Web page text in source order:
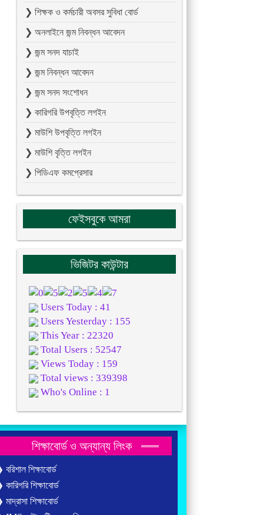
❯ শিক্ষক ও কর্মচারী অবসর সুবিধা বোর্ড
❯ অনলাইনে জন্ম নিবন্ধন আবেদন
❯ জন্ম সনদ যাচাই
❯ জন্ম নিবন্ধন আবেদন
❯ জন্ম সনদ সংশোধন
❯ কারিগরি উপবৃত্তি লগইন
❯ মাউশি উপবৃত্তি লগইন
❯ মাউশি বৃত্তি লগইন
❯ পিডিএফ কমপ্রেসার
ফেইসবুকে আমরা
ভিজিটর কাউন্টার
Users Today : 41
Users Yesterday : 155
This Year : 22320
Total Users : 52547
Views Today : 159
Total views : 339398
Who's Online : 1
শিক্ষাবোর্ড ও অন্যান্য লিংক
বরিশাল শিক্ষাবোর্ড
কারিগরি শিক্ষাবোর্ড
মাদ্রাসা শিক্ষাবোর্ড